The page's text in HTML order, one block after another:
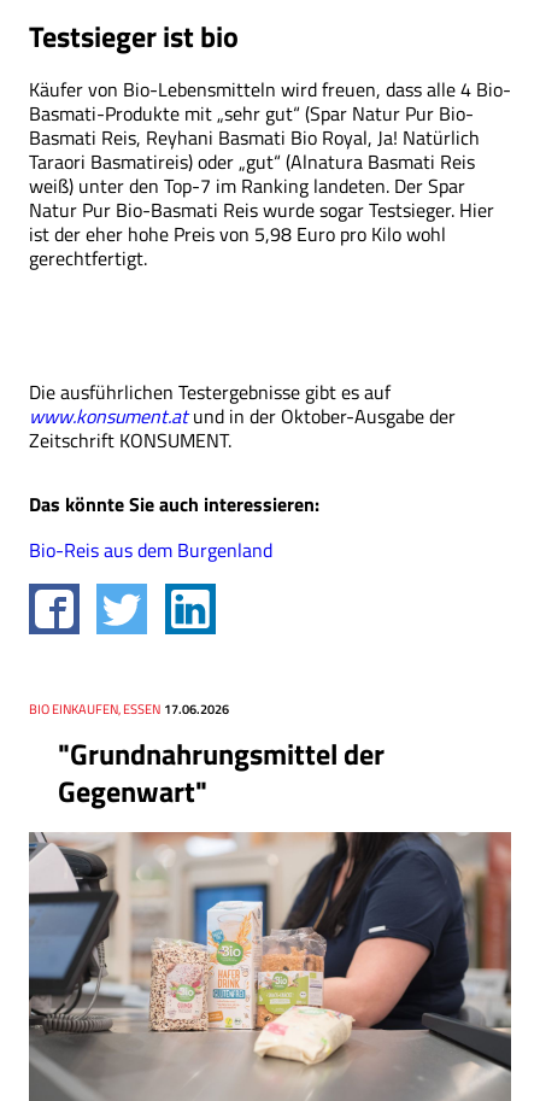
Testsieger ist bio
Käufer von Bio-Lebensmitteln wird freuen, dass alle 4 Bio-
Basmati-Produkte mit „sehr gut“ (Spar Natur Pur Bio-
Basmati Reis, Reyhani Basmati Bio Royal, Ja! Natürlich
Taraori Basmatireis) oder „gut“ (Alnatura Basmati Reis
weiß) unter den Top-7 im Ranking landeten. Der Spar
Natur Pur Bio-Basmati Reis wurde sogar Testsieger. Hier
ist der eher hohe Preis von 5,98 Euro pro Kilo wohl
gerechtfertigt.
Die ausführlichen Testergebnisse gibt es auf
www.konsument.atund in der Oktober-Ausgabe der
Zeitschrift KONSUMENT.
Das könnte Sie auch interessieren:
Bio-Reis aus dem Burgenland
"Grundnahrungsmittel der
Gegenwart"
Thema
BIO EINKAUFEN, ESSEN
Datum 17.06.2026